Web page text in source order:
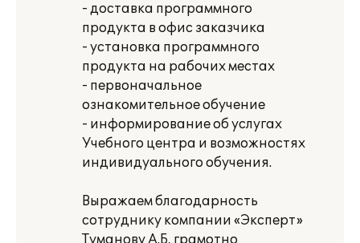
- доставка программного
продукта в офис заказчика
- установка программного
продукта на рабочих местах
- первоначальное
ознакомительное обучение
- информирование об услугах
Учебного центра и возможностях
индивидуального обучения.
Выражаем благодарность
сотруднику компании «Эксперт»
Туманову А.Б, грамотно